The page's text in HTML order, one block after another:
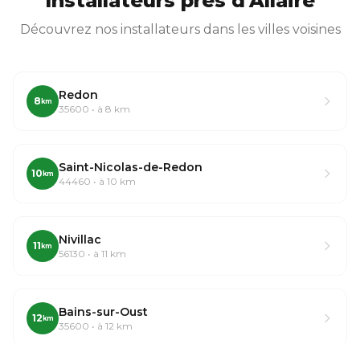
Découvrez nos installateurs dans les villes voisines
8 km Redon
35600 • à 8 km
10 km Saint-Nicolas-de-Redon
44460 • à 10 km
11 km Nivillac
56130 • à 11 km
12 km Bains-sur-Oust
35600 • à 12 km